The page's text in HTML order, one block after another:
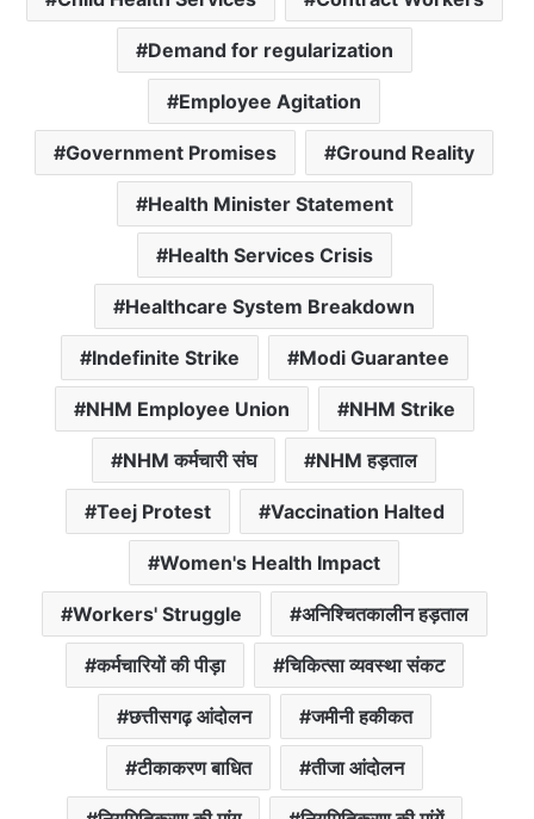
Demand for regularization
Employee Agitation
Government Promises Ground Reality
Health Minister Statement
Health Services Crisis
Healthcare System Breakdown
Indefinite Strike Modi Guarantee
NHM Employee Union NHM Strike
NHM कर्मचारी संघ NHM हड़ताल
Teej Protest Vaccination Halted
Women's Health Impact
Workers' Struggle अनिश्चितकालीन हड़ताल
कर्मचारियों की पीड़ा चिकित्सा व्यवस्था संकट
छत्तीसगढ़ आंदोलन जमीनी हकीकत
टीकाकरण बाधित तीजा आंदोलन